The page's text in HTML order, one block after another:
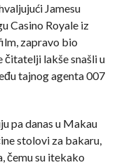
Jamesu
Casino Royale iz
zapravo bio
lakše snašli u
tajnog agenta 007
pa danas u Makau
stolovi za bakaru,
čemu su itekako